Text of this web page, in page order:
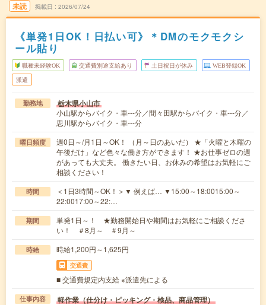
未読 掲載日 2026/07/24
《単発1日OK！日払い可》＊DMのモクモクシ
ール貼り
職種未経験OK 交通費別途支給あり 土日祝日が休み WEB登録OK
派遣
勤務地 栃木県小山市
小山駅からバイク・車---分／間々田駅からバイク・車---分／
思川駅からバイク・車---分
曜日頻度
週0日～/月1日～OK！ （月～日のあいだ） ★「火曜と木曜の
午後だけ」など色々な働き方ができます！ ★お仕事ゼロの週
があっても大丈夫。 働きたい日、お休みの希望はお気軽にご
相談ください！
時間
＜1日3時間～OK！＞▼ 例えば… ▼15:00～18:0015:00～
22:0017:00～22:…
期間
単発1日～！ ★勤務開始日や期間はお気軽にご相談くださ
い！ ＃8月～ ＃9月～
時給 時給1,200円～1,625円
交通費
■ 交通費規定内支給 ※派遣先による
仕事内容 軽作業（仕分け・ピッキング・検品、商品管理）